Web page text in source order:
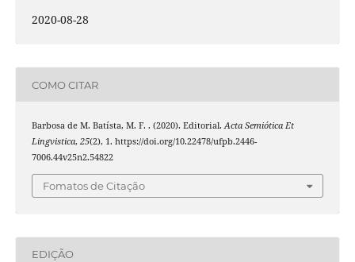
2020-08-28
COMO CITAR
Barbosa de M. Batísta, M. F. . (2020). Editorial.Acta Semiótica Et
Lingvistica, 25(2), 1. https://doi.org/10.22478/ufpb.2446-
7006.44v25n2.54822
Fomatos de Citação
EDIÇÃO